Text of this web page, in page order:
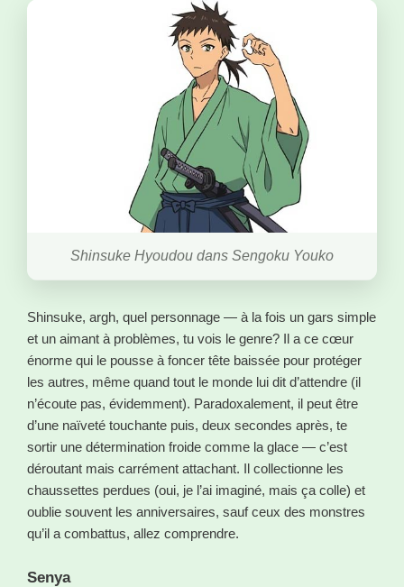
Shinsuke Hyoudou dans Sengoku Youko
Shinsuke, argh, quel personnage — à la fois un gars simple
et un aimant à problèmes, tu vois le genre? Il a ce cœur
énorme qui le pousse à foncer tête baissée pour protéger
les autres, même quand tout le monde lui dit d’attendre (il
n’écoute pas, évidemment). Paradoxalement, il peut être
d’une naïveté touchante puis, deux secondes après, te
sortir une détermination froide comme la glace — c’est
déroutant mais carrément attachant. Il collectionne les
chaussettes perdues (oui, je l’ai imaginé, mais ça colle) et
oublie souvent les anniversaires, sauf ceux des monstres
qu’il a combattus, allez comprendre.
Senya